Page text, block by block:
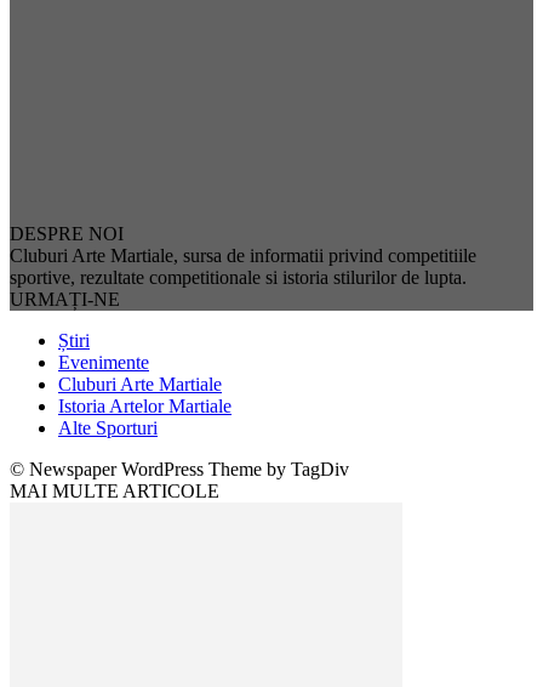
DESPRE NOI
Cluburi Arte Martiale, sursa de informatii privind competitiile
sportive, rezultate competitionale si istoria stilurilor de lupta.
URMAȚI-NE
Știri
Evenimente
Cluburi Arte Martiale
Istoria Artelor Martiale
Alte Sporturi
© Newspaper WordPress Theme by TagDiv
MAI MULTE ARTICOLE